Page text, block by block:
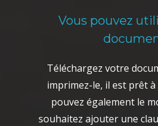
Vous pouvez
Téléchargez votre
imprimez-le, il est prêt à
pouvez également le
souhaitez ajouter une